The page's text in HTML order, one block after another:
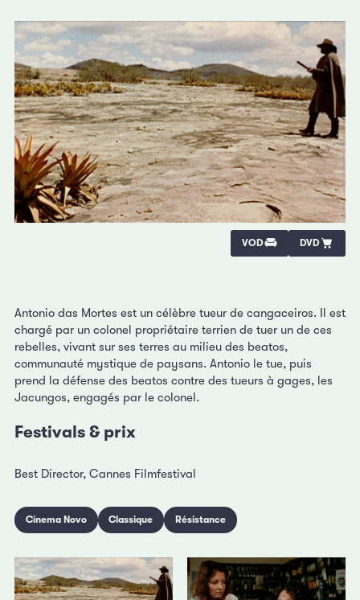
VOD DVD
Antonio das Mortes est un célèbre tueur de cangaceiros. Il est
chargé par un colonel propriétaire terrien de tuer un de ces
rebelles, vivant sur ses terres au milieu des beatos,
communauté mystique de paysans. Antonio le tue, puis
prend la défense des beatos contre des tueurs à gages, les
Jacungos, engagés par le colonel.
Festivals & prix
Best Director, Cannes Filmfestival
Cinema Novo Classique Résistance